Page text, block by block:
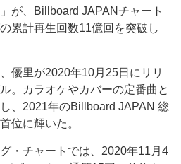
が、Billboard JAPANチャート
累計再生回数11億回を突破し
優里が2020年10月25日にリリ
。カラオケやカバーの定番曲と
、2021年のBillboard JAPAN 総
位に輝いた。
・チャートでは、2020年11月4